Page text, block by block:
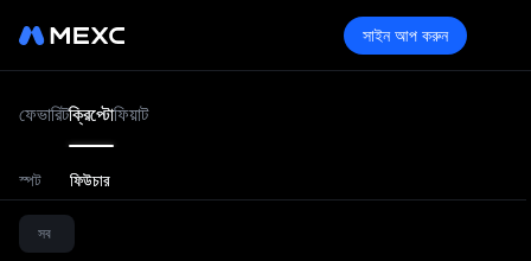
সাইন আপ করুন
ফেভারিটক্রিপ্টোফিয়াট
স্পট ফিউচার
সব